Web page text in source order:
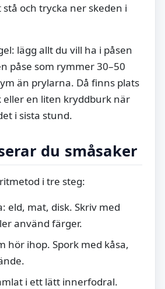
och trycka ner skeden i
lägg allt du vill ha i påsen
påse som rymmer 30–50
än prylarna. Då finns plats
en liten kryddburk när
i sista stund.
du småsaker
i tre steg:
eld, mat, disk. Skriv med
använd färger.
hör ihop. Spork med kåsa,
i ett lätt innerfodral.